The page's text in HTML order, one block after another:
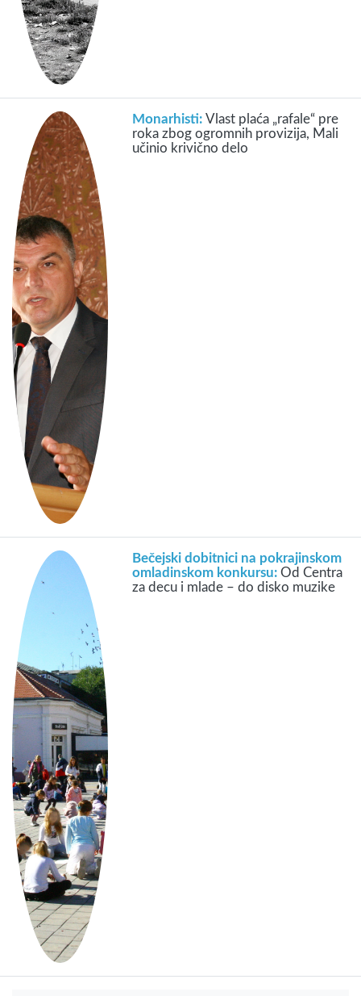
Monarhisti:Vlast plaća „rafale“ pre
roka zbog ogromnih provizija, Mali
učinio krivično delo
Bečejski dobitnici na pokrajinskom
omladinskom konkursu:Od Centra
za decu i mlade – do disko muzike